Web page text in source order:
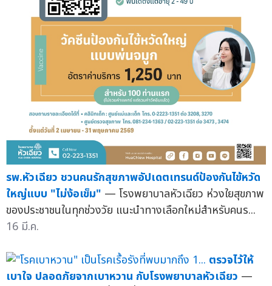
รพ.หัวเฉียว ชวนคนรักสุขภาพอัปเดตเทรนด์ป้องกันไข้หวัด
ใหญ่แบบ "ไม่ง้อเข็ม" — โรงพยาบาลหัวเฉียว ห่วงใยสุขภาพ
ของประชาชนในทุกช่วงวัย แนะนำทางเลือกใหม่สำหรับคนร...
16 มี.ค.
ตรวจไว้ให้
เบาใจ ปลอดภัยจากเบาหวาน กับโรงพยาบาลหัวเฉียว —